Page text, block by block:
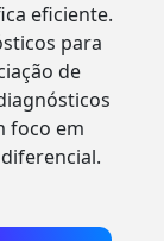
eficiente.
para
de
foco em